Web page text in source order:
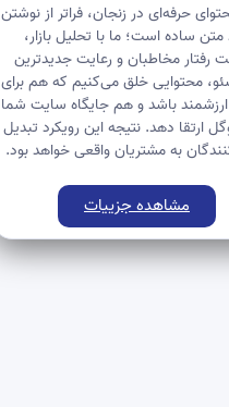
حرفه‌ای در زنجان، فراتر از نوشتن
ساده است؛ ما با تحلیل بازار،
رفتار مخاطبان و رعایت جدیدترین
محتوایی خلق می‌کنیم که هم برای
ارزشمند باشد و هم جایگاه سایت شما
ارتقا دهد. نتیجه این رویکرد تبدیل
به مشتریان واقعی خواهد بود.
مشاهده جزییات